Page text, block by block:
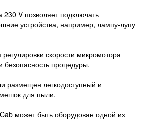
230 V позволяет подключать
устройства, например, лампу-лупу
скорости микромотора
безопасность процедуры.
размещен легкодоступный и
для пыли.
может быть оборудован одной из